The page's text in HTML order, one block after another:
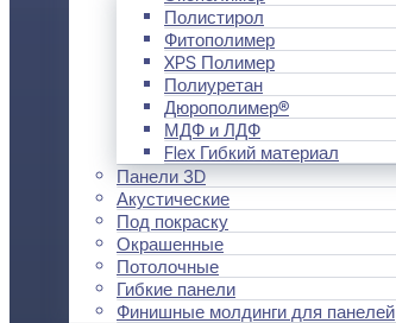
Полистирол
Фитополимер
XPS Полимер
Полиуретан
Дюрополимер®
МДФ и ЛДФ
Flex Гибкий материал
Панели 3D
Акустические
Под покраску
Окрашенные
Потолочные
Гибкие панели
Финишные молдинги для панелей